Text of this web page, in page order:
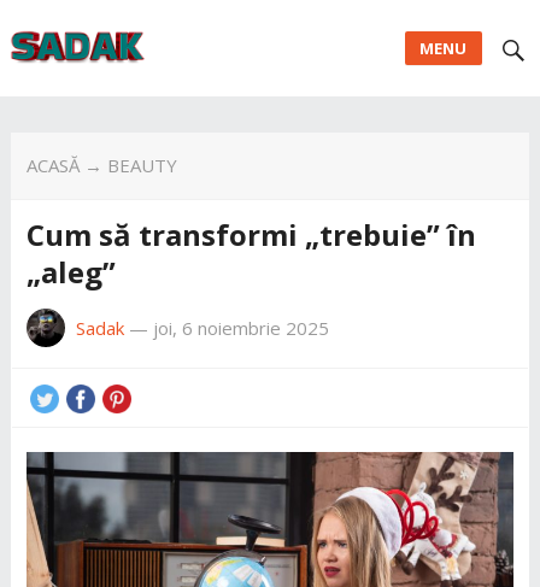
MENU
ACASĂ→ BEAUTY
Cum să transformi „trebuie” în
„aleg”
Sadak— joi, 6 noiembrie 2025